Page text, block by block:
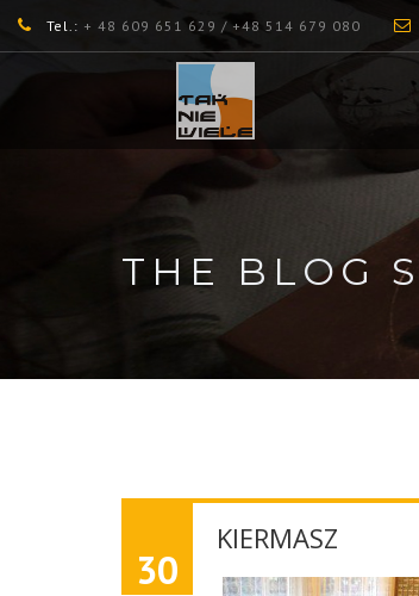
Tel.: + 48 609 651 629 / +48 514 679 080
THE BLOG
30
KIERMASZ